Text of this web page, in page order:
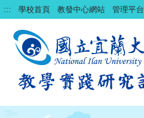
跳
到
主
::: 學校首頁 教發中心網站 管理平台